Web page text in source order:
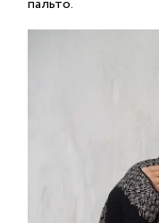
пальто.